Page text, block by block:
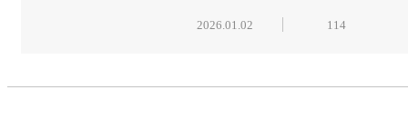
2026.01.02 114